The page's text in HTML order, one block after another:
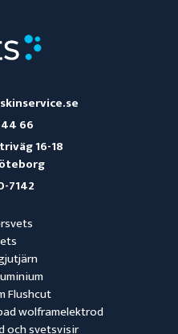
Flushcut
wolframelektrod
och svetsvisir
66
16-18
7142